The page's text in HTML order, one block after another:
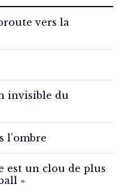
vers la
invisible du
l’ombre
est un clou de plus
»